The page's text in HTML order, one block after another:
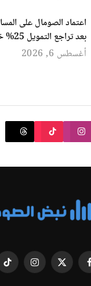
اعتماد الصومال على
بعد تراجع التمويل 25% خلال عامين
أغسطس 6, 2026
فيسبوك X
الانستغرام